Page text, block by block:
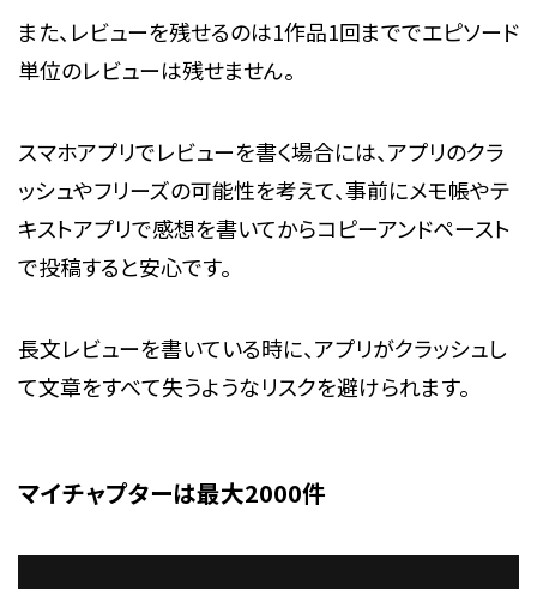
また、レビューを残せるのは1作品1回まででエピソード
単位のレビューは残せません。
スマホアプリでレビューを書く場合には、アプリのクラ
ッシュやフリーズの可能性を考えて、事前にメモ帳やテ
キストアプリで感想を書いてからコピーアンドペースト
で投稿すると安心です。
長文レビューを書いている時に、アプリがクラッシュし
て文章をすべて失うようなリスクを避けられます。
マイチャプターは最大2000件